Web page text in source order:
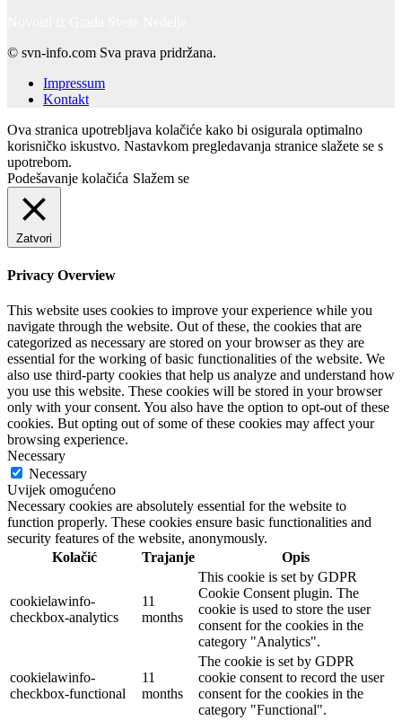
© svn-info.com Sva prava pridržana.
Impressum
Kontakt
Ova stranica upotrebljava kolačiće kako bi osigurala optimalno
korisničko iskustvo. Nastavkom pregledavanja stranice slažete se s
upotrebom.
Podešavanje kolačića Slažem se
Zatvori
Privacy Overview
This website uses cookies to improve your experience while you
navigate through the website. Out of these, the cookies that are
categorized as necessary are stored on your browser as they are
essential for the working of basic functionalities of the website. We
also use third-party cookies that help us analyze and understand how
you use this website. These cookies will be stored in your browser
only with your consent. You also have the option to opt-out of these
cookies. But opting out of some of these cookies may affect your
browsing experience.
Necessary
Necessary
Uvijek omogućeno
Necessary cookies are absolutely essential for the website to
function properly. These cookies ensure basic functionalities and
security features of the website, anonymously.
Kolačić
Trajanje Opis
cookielawinfo-
checkbox-analytics
11
months
This cookie is set by GDPR
Cookie Consent plugin. The
cookie is used to store the user
consent for the cookies in the
category "Analytics".
cookielawinfo-
checkbox-functional
11
months
The cookie is set by GDPR
cookie consent to record the user
consent for the cookies in the
category "Functional".